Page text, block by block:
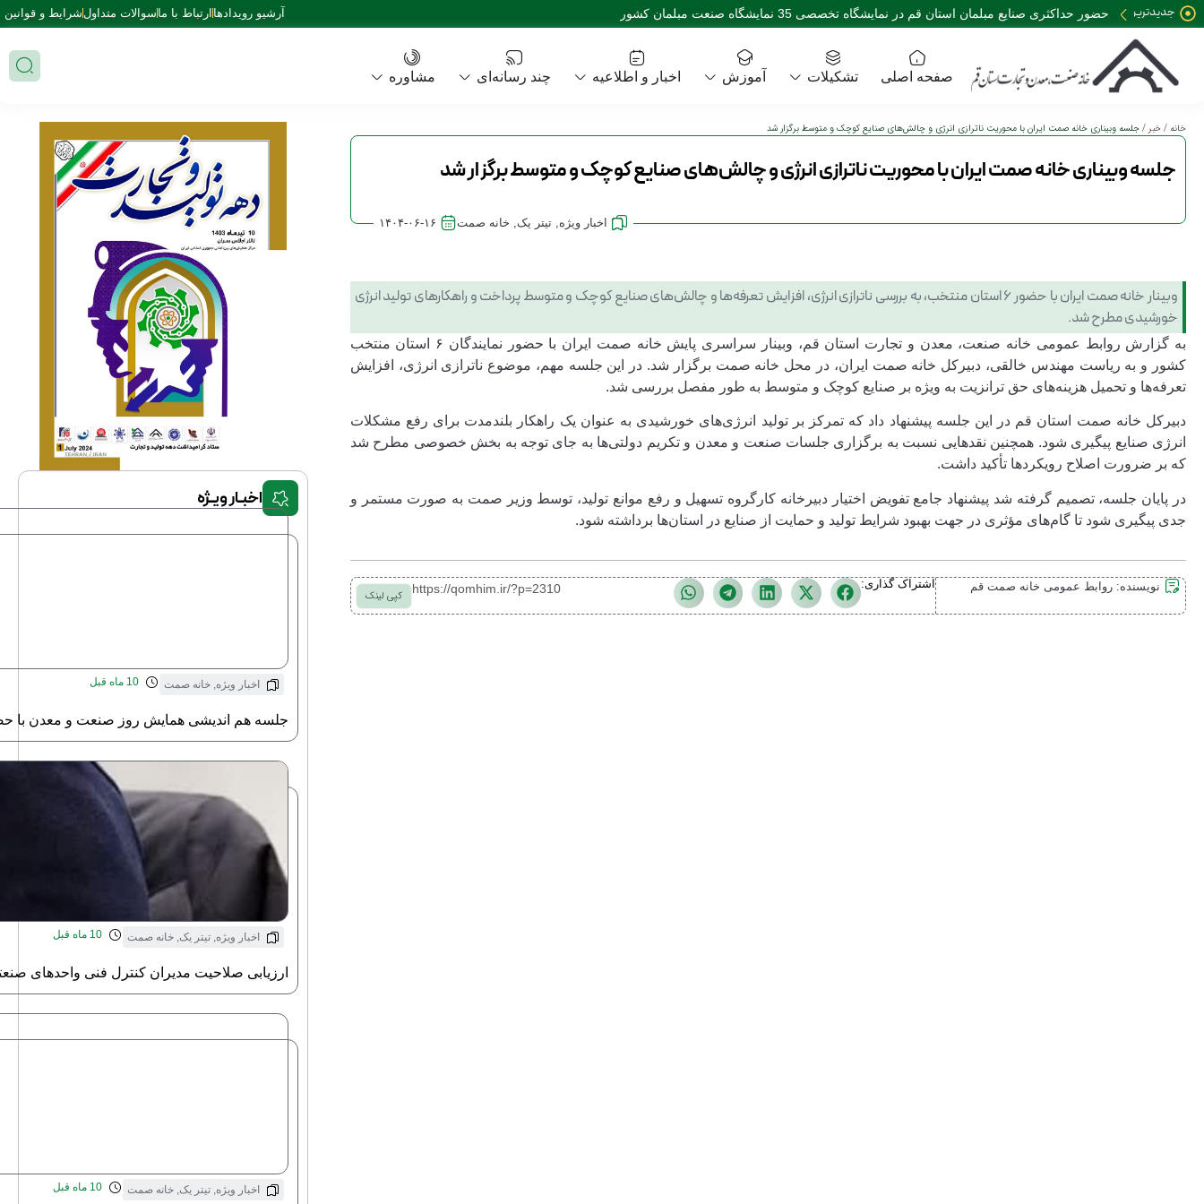
جدیدترین
خبرها:
حضور حداکثری صنایع مبلمان استان قم در نمایشگاه تخصصی 35 نمایشگاه صنعت مبلمان کشور آرشیو رویدادها ارتباط با ما سوالات متداول شرایط و قوانین
صفحه اصلی تشکیلات آموزش اخبار و اطلاعیه چند رسانه‌ای مشاوره
خانه / خبر / جلسه وبیناری خانه صمت ایران با محوریت ناترازی انرژی و چالش‌های صنایع کوچک و متوسط برگزار شد
جلسه وبیناری خانه صمت ایران با محوریت ناترازی انرژی و چالش‌های صنایع کوچک و متوسط برگزار شد
اخبار ویژه ,تیتر یک خانه صمت ۱۴۰۴-۰۶-۱۶
وبینار خانه صمت ایران با حضور ۶ استان منتخب، به بررسی ناترازی انرژی، افزایش تعرفه‌ها و چالش‌های صنایع کوچک و متوسط پرداخت و راهکارهای تولید انرژی
خورشیدی مطرح شد.
به گزارش روابط عمومی خانه صنعت، معدن و تجارت استان قم، وبینار سراسری پایش خانه صمت ایران با حضور نمایندگان ۶ استان منتخب
کشور و به ریاست مهندس خالقی، دبیرکل خانه صمت ایران، در محل خانه صمت برگزار شد. در این جلسه مهم، موضوع ناترازی انرژی، افزایش
تعرفه‌ها و تحمیل هزینه‌های حق ترانزیت به ویژه بر صنایع کوچک و متوسط به طور مفصل بررسی شد.
دبیرکل خانه صمت استان قم در این جلسه پیشنهاد داد که تمرکز بر تولید انرژی‌های خورشیدی به عنوان یک راهکار بلندمدت برای رفع مشکلات
انرژی صنایع پیگیری شود. همچنین نقدهایی نسبت به برگزاری جلسات صنعت و معدن و تکریم دولتی‌ها به جای توجه به بخش خصوصی مطرح شد
که بر ضرورت اصلاح رویکردها تأکید داشت.
در پایان جلسه، تصمیم گرفته شد پیشنهاد جامع تفویض اختیار دبیرخانه کارگروه تسهیل و رفع موانع تولید، توسط وزیر صمت به صورت مستمر و
جدی پیگیری شود تا گام‌های مؤثری در جهت بهبود شرایط تولید و حمایت از صنایع در استان‌ها برداشته شود.
نویسنده: روابط عمومی خانه صمت قم اشتراک گذاری:
کپی لینک https://qomhim.ir/?p=2310
اخبـار ویـژه
اخبار ویژه, خانه صمت 10 ماه قبل
جلسه هم اندیشی همایش روز صنعت و معدن با
اخبار ویژه, تیتر یک, خانه صمت 10 ماه قبل
ارزیابی صلاحیت مدیران کنترل فنی واحدهای
اخبار ویژه, تیتر یک, خانه صمت 10 ماه قبل